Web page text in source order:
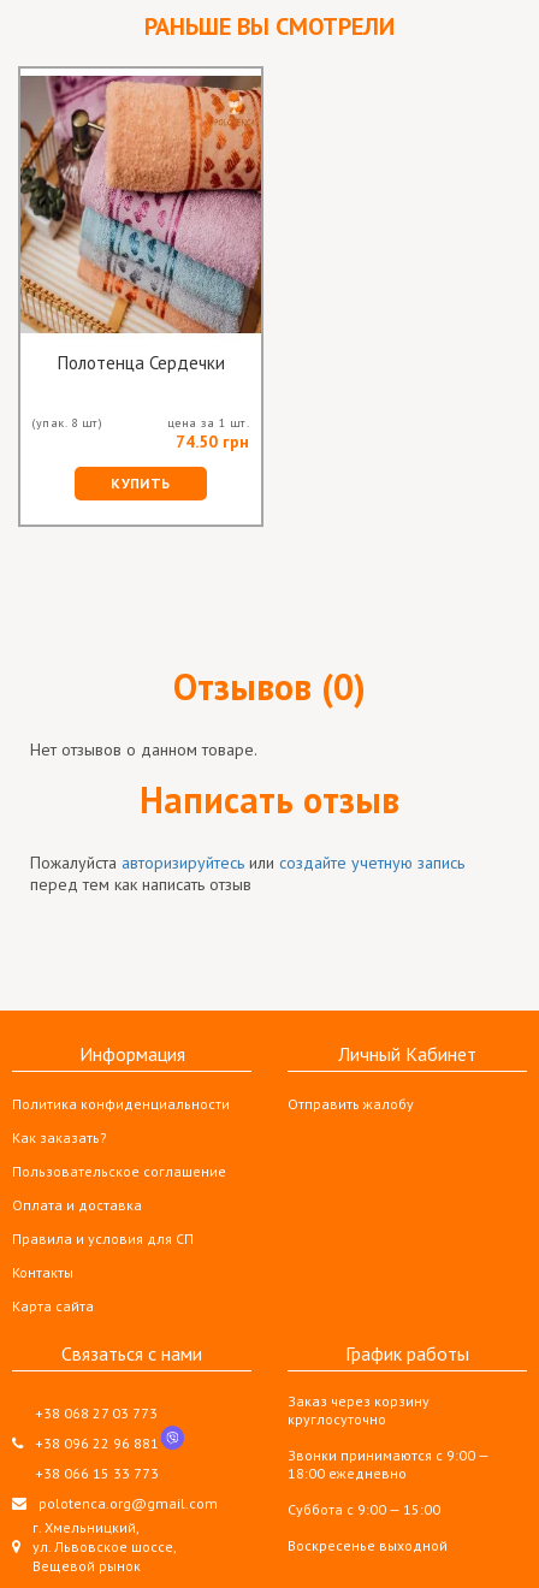
РАНЬШЕ ВЫ СМОТРЕЛИ
Полотенца Сердечки
(упак. 8 шт) цена за 1 шт.
74.50 грн
КУПИТЬ
Отзывов (0)
Нет отзывов о данном товаре.
Написать отзыв
Пожалуйста авторизируйтесь или создайте учетную запись
перед тем как написать отзыв
Информация
Политика конфиденциальности
Как заказать?
Пользовательское соглашение
Оплата и доставка
Правила и условия для СП
Контакты
Карта сайта
Личный Кабинет
Отправить жалобу
Связаться с нами
+38 068 27 03 773
+38 096 22 96 881
+38 066 15 33 773
polotenca.org@gmail.com
г. Хмельницкий,
ул. Львовское шоссе,
Вещевой рынок
График работы
Заказ через корзину
круглосуточно
Звонки принимаются с 9:00 —
18:00 ежедневно
Суббота с 9:00 — 15:00
Воскресенье выходной